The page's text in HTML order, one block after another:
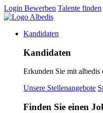
Login Bewerben Talente finden
Kandidaten
Kandidaten
Erkunden Sie mit albedis
Unsere Stellenangebote
Finden Sie einen